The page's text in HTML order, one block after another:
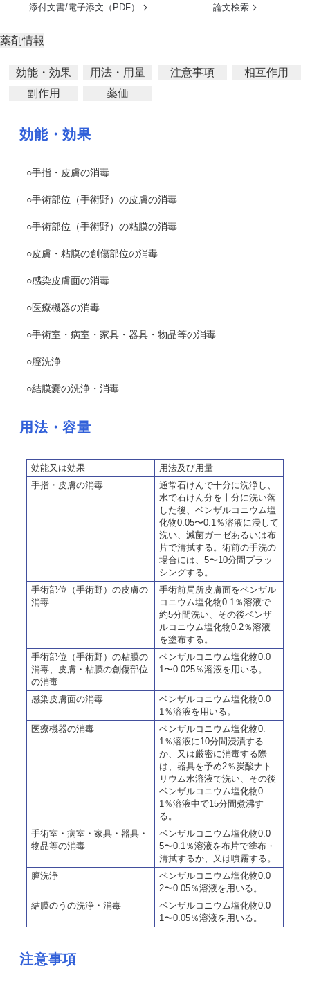
添付文書/電子添文（PDF） 論文検索
薬剤情報
効能・効果 用法・用量 注意事項
相互作用
副作用
薬価
効能・効果
○手指・皮膚の消毒
○手術部位（手術野）の皮膚の消毒
○手術部位（手術野）の粘膜の消毒
○皮膚・粘膜の創傷部位の消毒
○感染皮膚面の消毒
○医療機器の消毒
○手術室・病室・家具・器具・物品等の消毒
○膣洗浄
○結膜嚢の洗浄・消毒
用法・容量
効能又は効果
用法及び用量
手指・皮膚の消毒
通常石けんで十分に洗浄し、
水で石けん分を十分に洗い落
した後、ベンザルコニウム塩
化物0.05〜0.1％溶液に浸して
洗い、滅菌ガーゼあるいは布
片で清拭する。術前の手洗の
場合には、5〜10分間ブラッ
シングする。
手術部位（手術野）の皮膚の
消毒
手術前局所皮膚面をベンザル
コニウム塩化物0.1％溶液で
約5分間洗い、その後ベンザ
ルコニウム塩化物0.2％溶液
を塗布する。
手術部位（手術野）の粘膜の
消毒、皮膚・粘膜の創傷部位
の消毒
ベンザルコニウム塩化物0.0
1〜0.025％溶液を用いる。
感染皮膚面の消毒
ベンザルコニウム塩化物0.0
1％溶液を用いる。
医療機器の消毒
ベンザルコニウム塩化物0.
1％溶液に10分間浸漬する
か、又は厳密に消毒する際
は、器具を予め2％炭酸ナト
リウム水溶液で洗い、その後
ベンザルコニウム塩化物0.
1％溶液中で15分間煮沸す
る。
手術室・病室・家具・器具・
物品等の消毒
ベンザルコニウム塩化物0.0
5〜0.1％溶液を布片で塗布・
清拭するか、又は噴霧する。
膣洗浄
ベンザルコニウム塩化物0.0
2〜0.05％溶液を用いる。
結膜のう の洗浄・消毒
ベンザルコニウム塩化物0.0
1〜0.05％溶液を用いる。
注意事項